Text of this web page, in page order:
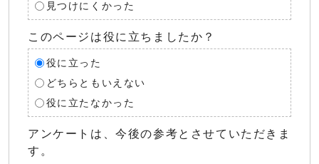
見つけにくかった
このページは役に立ちましたか？
役に立った
どちらともいえない
役に立たなかった
アンケートは、今後の参考とさせていただきま
す。